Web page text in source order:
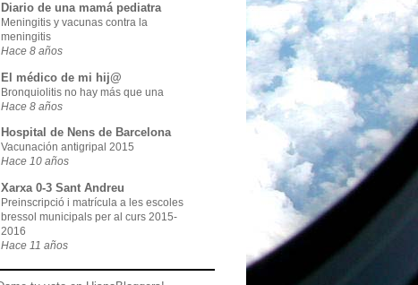
Diario de una mamá pediatra
Meningitis y vacunas contra la
meningitis
Hace 8 años
El médico de mi hij@
Bronquiolitis no hay más que una
Hace 8 años
Hospital de Nens de Barcelona
Vacunación antigripal 2015
Hace 10 años
Xarxa 0-3 Sant Andreu
Preinscripció i matrícula a les escoles
bressol municipals per al curs 2015-
2016
Hace 11 años